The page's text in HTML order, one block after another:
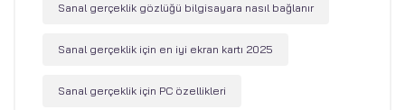
Sanal gerçeklik gözlüğü bilgisayara nasıl bağlanır
Sanal gerçeklik için en iyi ekran kartı 2025
Sanal gerçeklik için PC özellikleri